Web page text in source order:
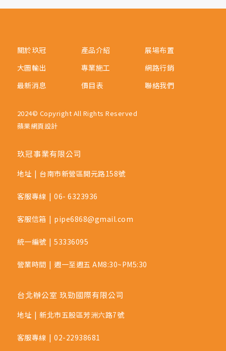
關於玖冠 產品介紹
展場布置
大圖輸出
專業施工
網路行銷
最新消息
價目表 聯絡我們
2024© Copyright All Rights Reserved
蘋果網頁設計
玖冠事業有限公司
地址 | 台南市新營區開元路158號
客服專線 | 06- 6323936
客服信箱 | pipe6868@gmail.com
統一編號 | 53336095
營業時間 | 週一至週五 AM8:30~PM5:30
台北辦公室 玖勁國際有限公司
地址 | 新北市五股區芳洲六路7號
客服專線 | 02-22938681